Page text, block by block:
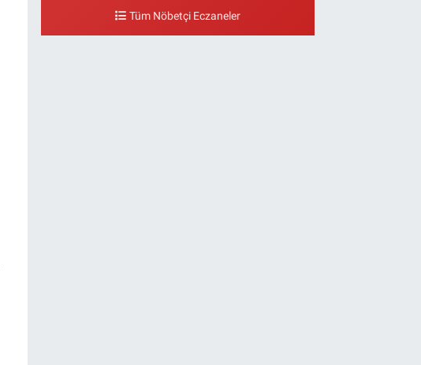
Tüm Nöbetçi Eczaneler